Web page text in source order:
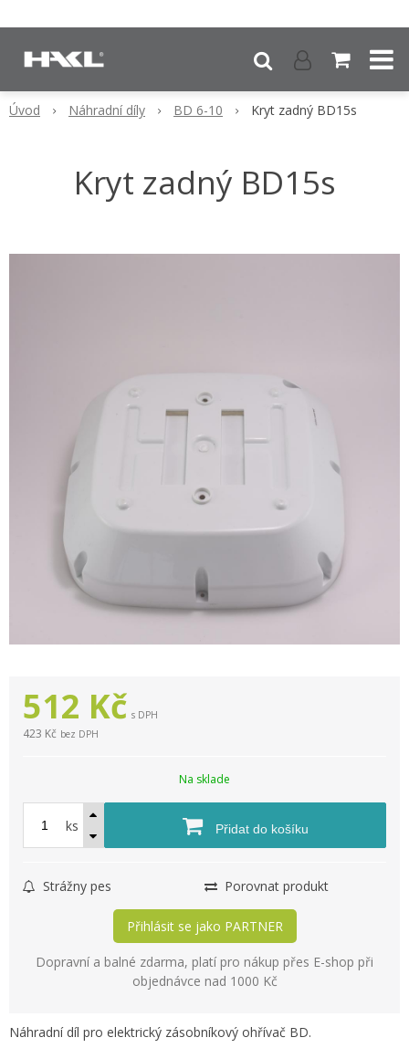
Úvod Náhradní díly BD 6-10 Kryt zadný BD15s
Kryt zadný BD15s
512 Kč s DPH
423 Kč bez DPH
Na sklade
ks Přidat do košíku
Strážny pes Porovnat produkt
Přihlásit se jako PARTNER
Dopravní a balné zdarma, platí pro nákup přes E-shop při
objednávce nad 1000 Kč
Náhradní díl pro elektrický zásobníkový ohřívač BD.